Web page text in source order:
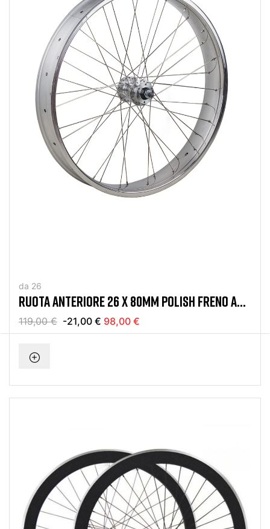
da 26
RUOTA ANTERIORE 26 X 80MM POLISH FRENO A
DISCO
119,00 € -21,00 € 98,00 €